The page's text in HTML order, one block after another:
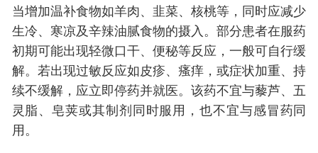
当增加温补食物如羊肉、韭菜、核桃等，同时应减少
生冷、寒凉及辛辣油腻食物的摄入。部分患者在服药
初期可能出现轻微口干、便秘等反应，一般可自行缓
解。若出现过敏反应如皮疹、瘙痒，或症状加重、持
续不缓解，应立即停药并就医。该药不宜与藜芦、五
灵脂、皂荚或其制剂同时服用，也不宜与感冒药同
用。